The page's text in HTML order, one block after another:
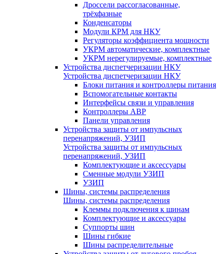
Дроссели рассогласованные,
трёхфазные
Конденсаторы
Модули КРМ для НКУ
Регуляторы коэффициента мощности
УКРМ автоматические, комплектные
УКРМ нерегулируемые, комплектные
Устройства диспетчеризации НКУ
Устройства диспетчеризации НКУ
Блоки питания и контроллеры питания
Вспомогательные контакты
Интерфейсы связи и управления
Контроллеры АВР
Панели управления
Устройства защиты от импульсных
перенапряжений, УЗИП
Устройства защиты от импульсных
перенапряжений, УЗИП
Комплектующие и аксессуары
Сменные модули УЗИП
УЗИП
Шины, системы распределения
Шины, системы распределения
Клеммы подключения к шинам
Комплектующие и аксессуары
Суппорты шин
Шины гибкие
Шины распределительные